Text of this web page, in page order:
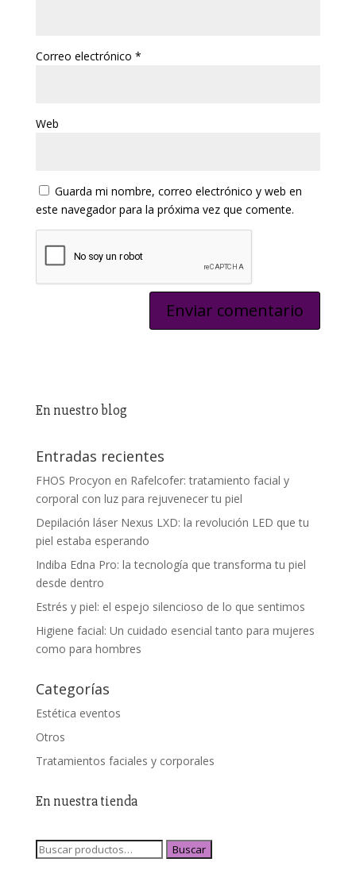
Correo electrónico *
Web
Guarda mi nombre, correo electrónico y web en
este navegador para la próxima vez que comente.
En nuestro blog
Entradas recientes
FHOS Procyon en Rafelcofer: tratamiento facial y
corporal con luz para rejuvenecer tu piel
Depilación láser Nexus LXD: la revolución LED que tu
piel estaba esperando
Indiba Edna Pro: la tecnología que transforma tu piel
desde dentro
Estrés y piel: el espejo silencioso de lo que sentimos
Higiene facial: Un cuidado esencial tanto para mujeres
como para hombres
Categorías
Estética eventos
Otros
Tratamientos faciales y corporales
En nuestra tienda
Buscar